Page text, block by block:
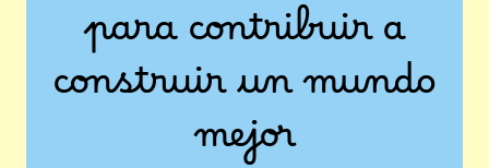
para contribuir a
construir un mundo
mejor